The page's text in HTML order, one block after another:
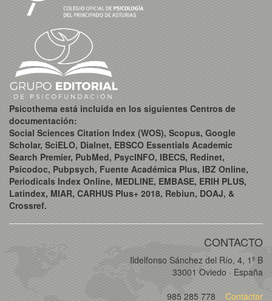
Psicothema está incluida en los siguientes Centros de
documentación:
Social Sciences Citation Index (WOS), Scopus, Google
Scholar, SciELO, Dialnet, EBSCO Essentials Academic
Search Premier, PubMed, PsycINFO, IBECS, Redinet,
Psicodoc, Pubpsych, Fuente Académica Plus, IBZ Online,
Periodicals Index Online, MEDLINE, EMBASE, ERIH PLUS,
Latindex, MIAR, CARHUS Plus+ 2018, Rebiun, DOAJ, &
Crossref.
CONTACTO
Ildelfonso Sánchez del Río, 4, 1º B
33001 Oviedo · España
985 285 778
Contactar